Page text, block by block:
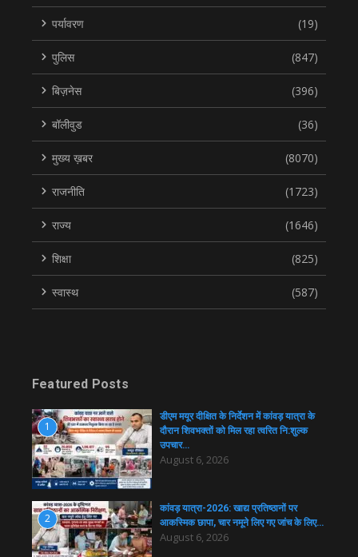
पर्यावरण (19)
पुलिस (847)
बिज़नेस (396)
बॉलीवुड (36)
मुख्य ख़बर (8070)
राजनीति (1723)
राज्य (1646)
शिक्षा (825)
स्वास्थ (587)
Featured Posts
1
डीएम मयूर दीक्षित के निर्देशन में कांवड़ यात्रा के
दौरान शिवभक्तों को मिल रहा त्वरित नि:शुल्क
उपचार…
August 6, 2026
2
कांवड़ यात्रा-2026: खाद्य प्रतिष्ठानों पर
आकस्मिक छापा, चार नमूने लिए गए जांच के लिए…
August 6, 2026